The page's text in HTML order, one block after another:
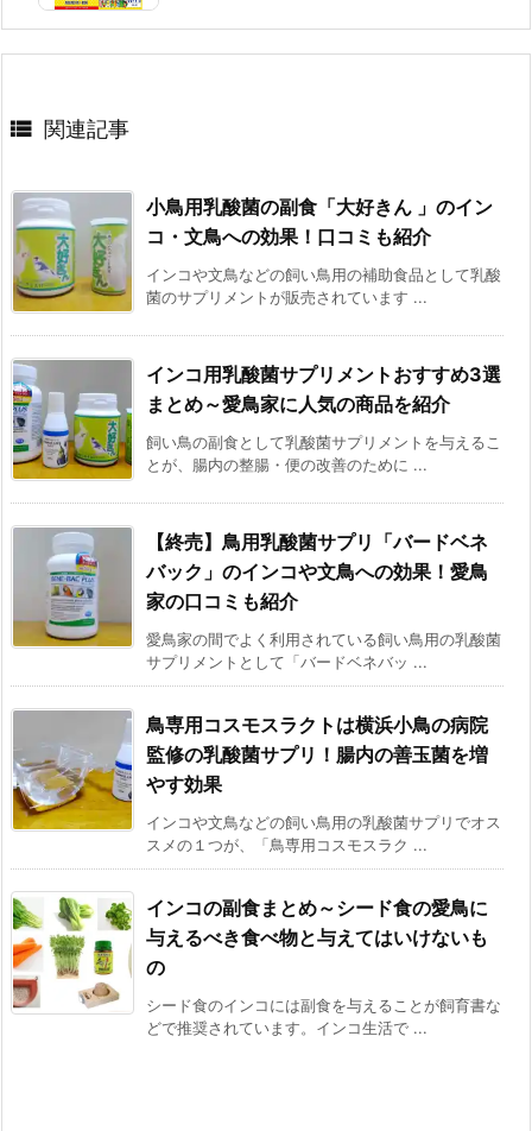
 関連記事
小鳥用乳酸菌の副食「大好きん 」のイン
コ・文鳥への効果！口コミも紹介
インコや文鳥などの飼い鳥用の補助食品として乳酸
菌のサプリメントが販売されています ...
インコ用乳酸菌サプリメントおすすめ3選
まとめ～愛鳥家に人気の商品を紹介
飼い鳥の副食として乳酸菌サプリメントを与えるこ
とが、腸内の整腸・便の改善のために ...
【終売】鳥用乳酸菌サプリ「バードベネ
バック」のインコや文鳥への効果！愛鳥
家の口コミも紹介
愛鳥家の間でよく利用されている飼い鳥用の乳酸菌
サプリメントとして「バードベネバッ ...
鳥専用コスモスラクトは横浜小鳥の病院
監修の乳酸菌サプリ！腸内の善玉菌を増
やす効果
インコや文鳥などの飼い鳥用の乳酸菌サプリでオス
スメの１つが、「鳥専用コスモスラク ...
インコの副食まとめ～シード食の愛鳥に
与えるべき食べ物と与えてはいけないも
の
シード食のインコには副食を与えることが飼育書な
どで推奨されています。インコ生活で ...